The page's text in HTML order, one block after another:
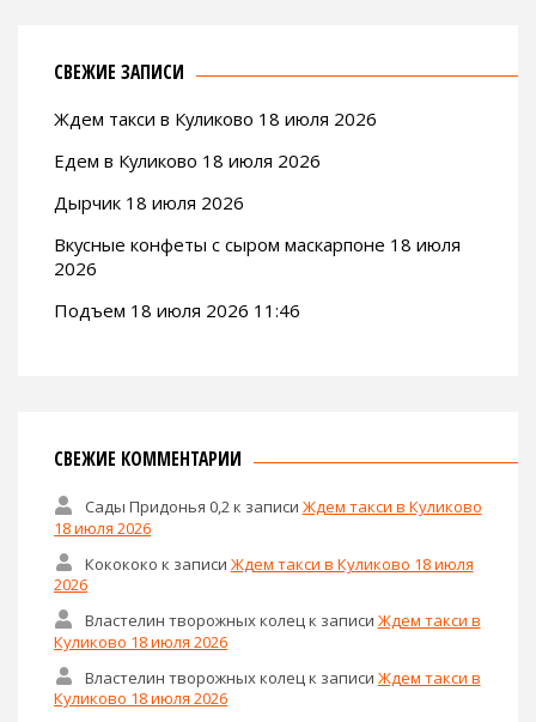
СВЕЖИЕ ЗАПИСИ
Ждем такси в Куликово 18 июля 2026
Едем в Куликово 18 июля 2026
Дырчик 18 июля 2026
Вкусные конфеты с сыром маскарпоне 18 июля
2026
Подъем 18 июля 2026 11:46
СВЕЖИЕ КОММЕНТАРИИ
Сады Придонья 0,2к записи Ждем такси в Куликово
18 июля 2026
Кокококо к записи Ждем такси в Куликово 18 июля
2026
Властелин творожных колецк записи Ждем такси в
Куликово 18 июля 2026
Властелин творожных колец к записи Ждем такси в
Куликово 18 июля 2026